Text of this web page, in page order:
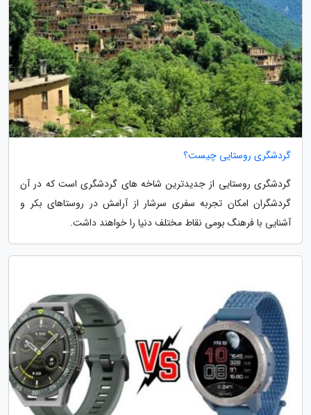
گردشگری روستایی چیست؟
گردشگری روستایی از جدیدترین شاخه های گردشگری است که در آن
گردشگران امکان تجربه سفری سرشار از آرامش در روستاهای بکر و
آشنایی با فرهنگ بومی نقاط مختلف دنیا را خواهند داشت.